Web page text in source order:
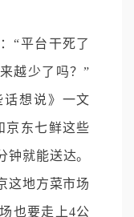
“平台干死了
越少了吗？”
想说》一文
京东七鲜这些
钟就能送达。
这地方菜市场
也要走上4公